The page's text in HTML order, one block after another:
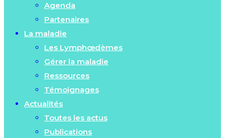
Agenda
Partenaires
La maladie
Les Lymphœdèmes
Gérer la maladie
Ressources
Témoignages
Actualités
Toutes les actus
Publications